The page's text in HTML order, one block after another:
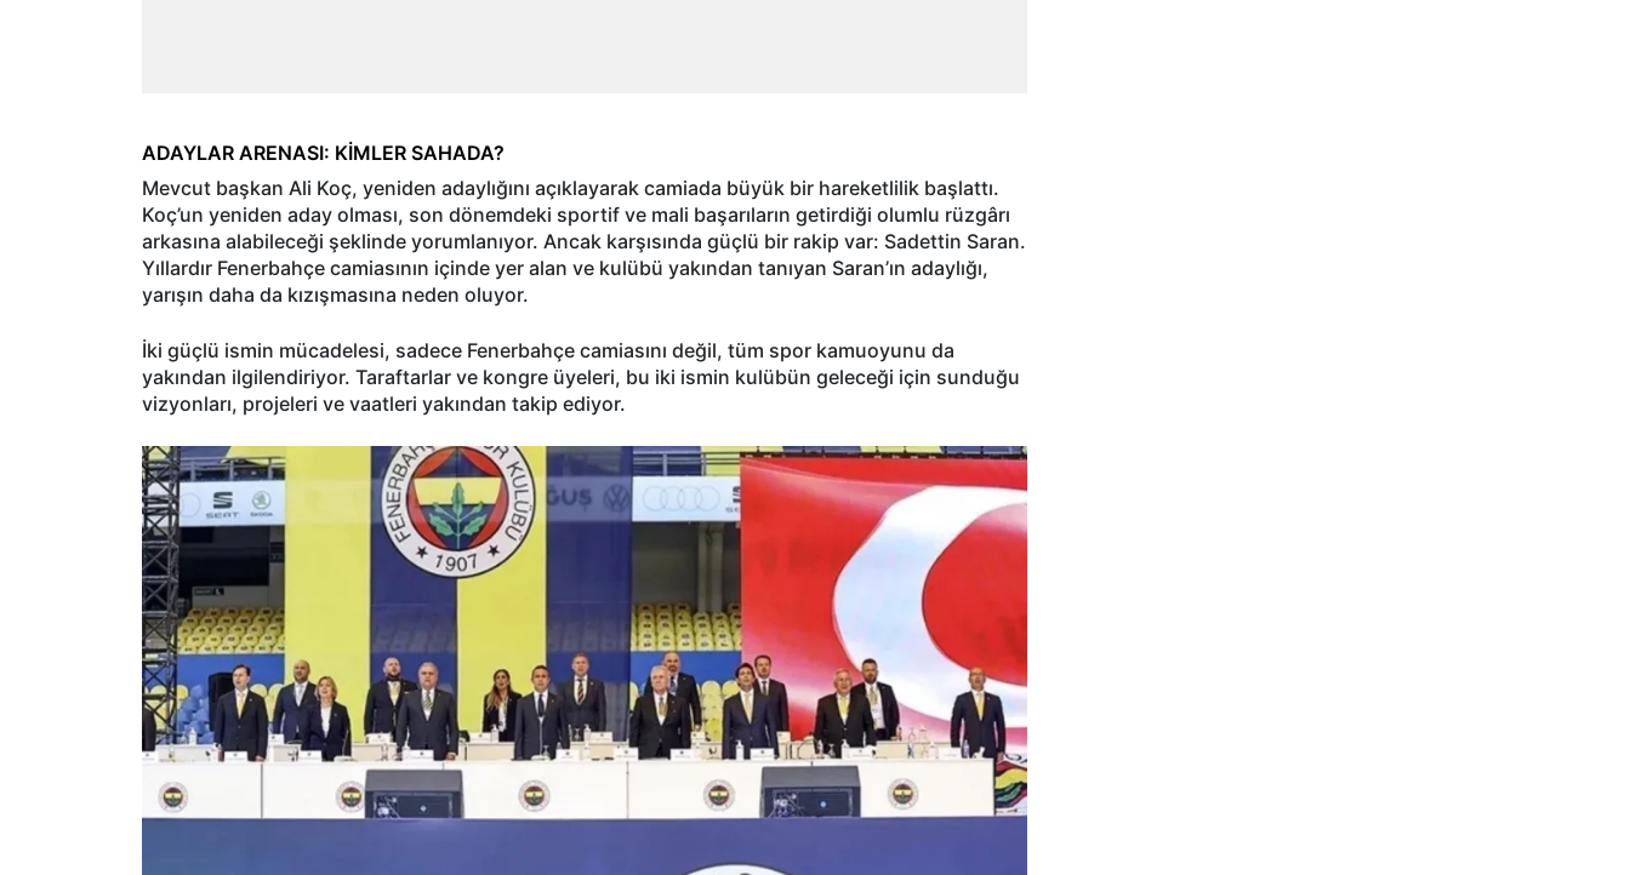
ADAYLAR ARENASI: KİMLER SAHADA?
Mevcut başkan Ali Koç, yeniden adaylığını açıklayarak camiada büyük bir hareketlilik başlattı.
Koç’un yeniden aday olması, son dönemdeki sportif ve mali başarıların getirdiği olumlu rüzgârı
arkasına alabileceği şeklinde yorumlanıyor. Ancak karşısında güçlü bir rakip var: Sadettin Saran.
Yıllardır Fenerbahçe camiasının içinde yer alan ve kulübü yakından tanıyan Saran’ın adaylığı,
yarışın daha da kızışmasına neden oluyor.
İki güçlü ismin mücadelesi, sadece Fenerbahçe camiasını değil, tüm spor kamuoyunu da
yakından ilgilendiriyor. Taraftarlar ve kongre üyeleri, bu iki ismin kulübün geleceği için sunduğu
vizyonları, projeleri ve vaatleri yakından takip ediyor.